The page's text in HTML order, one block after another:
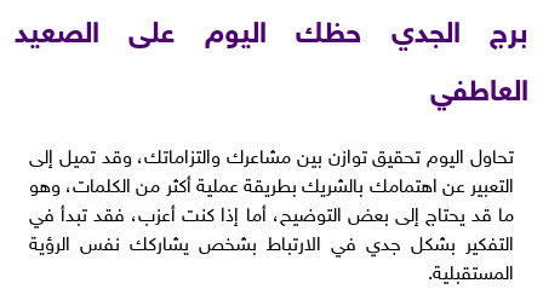
برج الجدي حظك اليوم على الصعيد
العاطفي
تحاول اليوم تحقيق توازن بين مشاعرك والتزاماتك، وقد تميل إلى
التعبير عن اهتمامك بالشريك بطريقة عملية أكثر من الكلمات، وهو
ما قد يحتاج إلى بعض التوضيح، أما إذا كنت أعزب، فقد تبدأ في
التفكير بشكل جدي في الارتباط بشخص يشاركك نفس الرؤية
المستقبلية.